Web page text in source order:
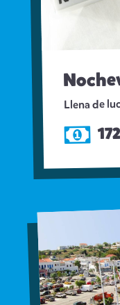
Llena de